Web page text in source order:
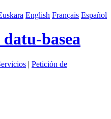
English Français Español
basea
| Petición de